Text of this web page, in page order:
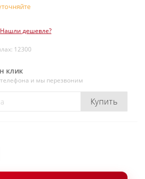
Нашли дешевле?
12300
клик
и мы перезвоним
Купить